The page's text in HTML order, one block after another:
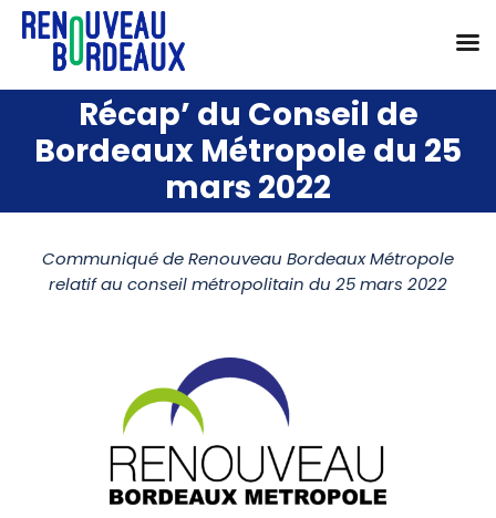
contenu
Récap’ du Conseil de
Bordeaux Métropole du 25
mars 2022
Communiqué de Renouveau Bordeaux Métropole
relatif au conseil métropolitain du 25 mars 2022